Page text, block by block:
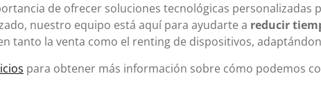
de ofrecer soluciones tecnológicas personalizadas
nuestro equipo está aquí para ayudarte a reducir
tanto la venta como el renting de dispositivos,
para obtener más información sobre cómo podemos